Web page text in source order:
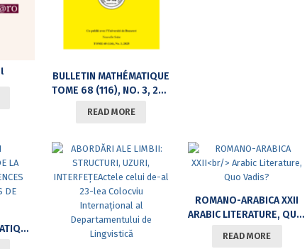
BULLETIN MATHÉMATIQUE
TOME 68 (116), NO. 3, 2025
READ MORE
BULLETIN MATHEMATIQUEDE LA SOCIETE DES SCIENCES MATHEMATIQUES DE ROUMANIE
ROMANO-ARABICA XXII
ARABIC LITERATURE, QUO VADIS?
READ MORE